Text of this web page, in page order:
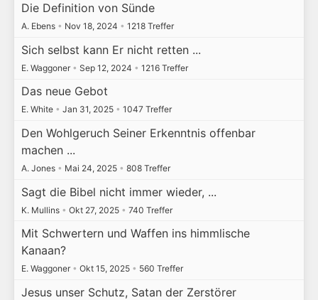
Die Definition von Sünde
A. Ebens • Nov 18, 2024 • 1218 Treffer
Sich selbst kann Er nicht retten ...
E. Waggoner • Sep 12, 2024 • 1216 Treffer
Das neue Gebot
E. White • Jan 31, 2025 • 1047 Treffer
Den Wohlgeruch Seiner Erkenntnis offenbar
machen ...
A. Jones • Mai 24, 2025 • 808 Treffer
Sagt die Bibel nicht immer wieder, ...
K. Mullins • Okt 27, 2025 • 740 Treffer
Mit Schwertern und Waffen ins himmlische
Kanaan?
E. Waggoner • Okt 15, 2025 • 560 Treffer
Jesus unser Schutz, Satan der Zerstörer